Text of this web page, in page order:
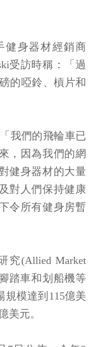
健身器材經銷商
受訪時稱：「過
的啞鈴、槓片和
我們的飛輪車已
，因為我們的網
健身器材的大量
對人們保持健康
令所有健身房暫
究(Allied Market
踏車和划船機等
規模達到115億美
美元。